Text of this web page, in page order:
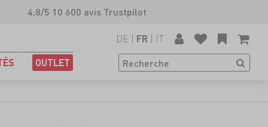
4,8/5 10 600 avis Trustpilot
OUTLET
DE | FR | IT